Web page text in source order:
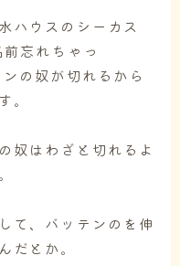
ハウスのシーカス
忘れちゃっ
の奴が切れるから
。
奴はわざと切れるよ
て、バッテンのを伸
だとか。